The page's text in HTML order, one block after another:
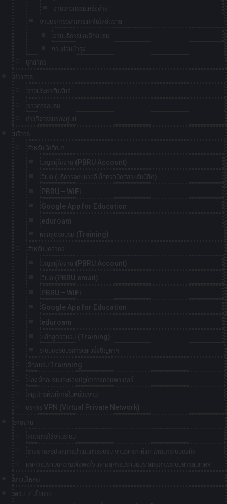
งานวิศวกรรมเครือข่าย
งานบริการวิชาการเทคโนโลยีดิจิทัล
งานบริการและฝึกอบรม
งานซ่อมบำรุง
บุคลากร
ข่าวสาร
ข่าวประชาสัมพันธ์
ข่าวการอบรม
ข่าวกิจกรรมของศูนย์
บริการ
สำหรับนักศึกษา
บัญชีผู้ใช้งาน (PBRU Account)
อีเมล (บริการจดหมายอิเล็กทรอนิกส์สำหรับนิสิต)
PBRU – WiFi
Google App for Education
eduroam
หลักสูตรอบรม (Training)
สำหรับบุคลากร
บัญชีผู้ใช้งาน (PBRU Account)
อีเมล์ (PBRU email)
PBRU – WiFi
Google App for Education
eduroam
หลักสูตรอบรม (Training)
ระบบขอรับบริการและแจ้งปัญหาฯ
ฝึกอบรม Trainning
ห้องฝึกอบรมและห้องปฏิบัติการคอมพิวเตอร์
สมุดโทรศัพท์ภายในหน่วยงาน
บริการ VPN (Virtual Private Network)
รายงาน
สถิติการใช้งานระบบ
รายงานสรุปผลการดำเนินการอบรม งานวิเคราะห์และพัฒนาระบบดิจิทัล
ผลการประเมินความพึงพอใจ และผลการประเมินประสิทธิภาพระบบสารสนเทศฯ
ดาวน์โหลด
พรบ. / นโยบาย